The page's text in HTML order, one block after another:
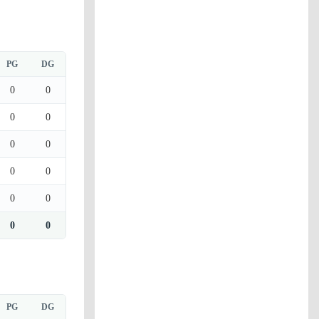
PG DG
0 0
0 0
0 0
0 0
0 0
0 0
PG DG